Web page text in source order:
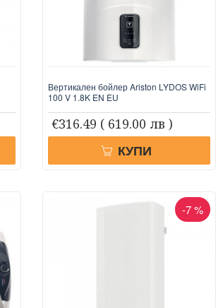
Вертикален бойлер Ariston LYDOS WiFi
100 V 1.8K EN EU
€316.49 ( 619.00 лв )
КУПИ
-7 %